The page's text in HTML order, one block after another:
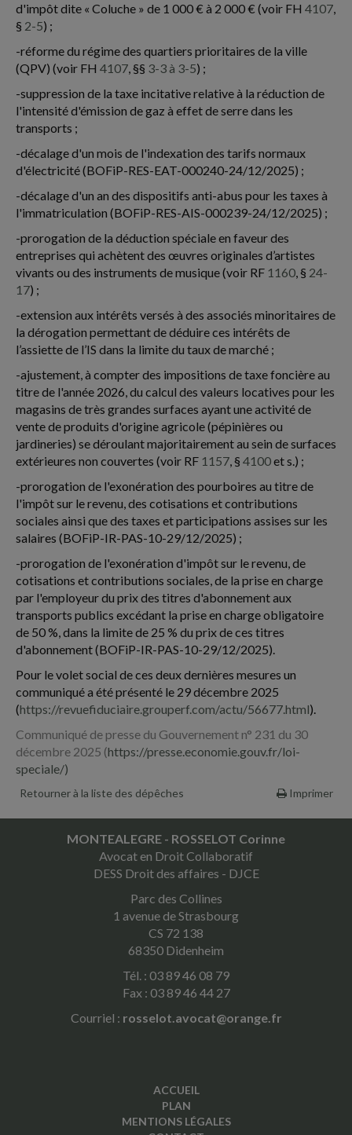
d'impôt dite « Coluche » de 1 000 € à 2 000 € (voir FH 4107
§ 2-5) ;
-réforme du régime des quartiers prioritaires de la ville
(QPV) (voir FH 4107 , §§ 3-3 à 3-5) ;
-suppression de la taxe incitative relative à la réduction de
l'intensité d'émission de gaz à effet de serre dans les
transports ;
-décalage d'un mois de l'indexation des tarifs normaux
d'électricité (BOFiP-RES-EAT-000240-24/12/2025) ;
-décalage d'un an des dispositifs anti-abus pour les taxes à
l'immatriculation (BOFiP-RES-AIS-000239-24/12/2025) ;
-prorogation de la déduction spéciale en faveur des
entreprises qui achètent des œuvres originales d’artistes
vivants ou des instruments de musique (voir RF 1160 , § 24-
17) ;
-extension aux intérêts versés à des associés minoritaires de
la dérogation permettant de déduire ces intérêts de
l’assiette de l’IS dans la limite du taux de marché ;
-ajustement, à compter des impositions de taxe foncière au
titre de l'année 2026, du calcul des valeurs locatives pour les
magasins de très grandes surfaces ayant une activité de
vente de produits d'origine agricole (pépinières ou
jardineries) se déroulant majoritairement au sein de surfaces
extérieures non couvertes (voir RF 1157 , § 4100et s.) ;
-prorogation de l'exonération des pourboires au titre de
l'impôt sur le revenu, des cotisations et contributions
sociales ainsi que des taxes et participations assises sur les
salaires (BOFiP-IR-PAS-10-29/12/2025) ;
-prorogation de l'exonération d'impôt sur le revenu, de
cotisations et contributions sociales, de la prise en charge
par l'employeur du prix des titres d'abonnement aux
transports publics excédant la prise en charge obligatoire
de 50 %, dans la limite de 25 % du prix de ces titres
d'abonnement (BOFiP-IR-PAS-10-29/12/2025).
Pour le volet social de ces deux dernières mesures un
communiqué a été présenté le 29 décembre 2025
(https://revuefiduciaire.grouperf.com/actu/56677.html).
Communiqué de presse du Gouvernement n° 231 du 30
décembre 2025 (https://presse.economie.gouv.fr/loi-
speciale/)
Retourner à la liste des dépêches Imprimer
MONTEALEGRE - ROSSELOT Corinne
Avocat en Droit Collaboratif
DESS Droit des affaires - DJCE
Parc des Collines
1 avenue de Strasbourg
CS 72 138
68350 Didenheim
Tél. : 03 89 46 08 79
Fax : 03 89 46 44 27
Courriel : rosselot.avocat@orange.fr
ACCUEIL
PLAN
MENTIONS LÉGALES